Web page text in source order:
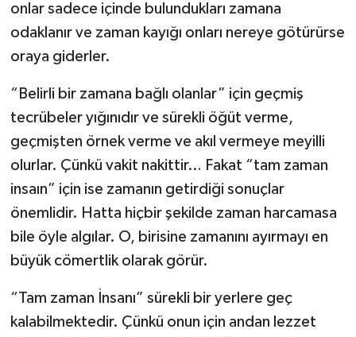
onlar sadece içinde bulundukları zamana
odaklanır ve zaman kayığı onları nereye götürürse
oraya giderler.
“Belirli bir zamana bağlı olanlar” için geçmiş
tecrübeler yığınıdır ve sürekli öğüt verme,
geçmişten örnek verme ve akıl vermeye meyilli
olurlar. Çünkü vakit nakittir… Fakat “tam zaman
insaın” için ise zamanın getirdiği sonuçlar
önemlidir. Hatta hiçbir şekilde zaman harcamasa
bile öyle algılar. O, birisine zamanını ayırmayı en
büyük cömertlik olarak görür.
“Tam zaman İnsanı” sürekli bir yerlere geç
kalabilmektedir. Çünkü onun için andan lezzet